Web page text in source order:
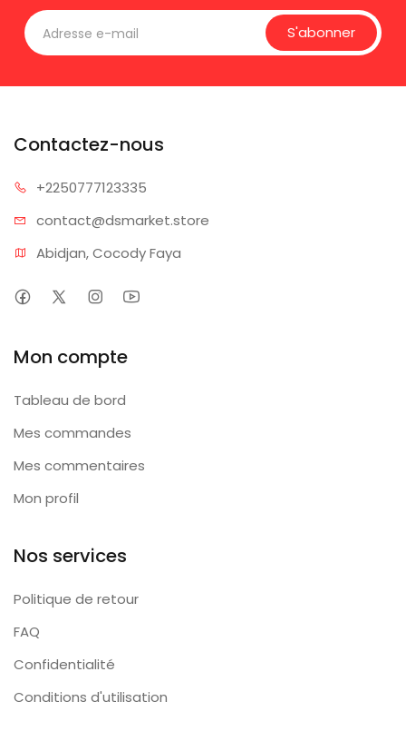
S'abonner
Contactez-nous
+2250777123335
contact@dsmarket.store
Abidjan, Cocody Faya
Mon compte
Tableau de bord
Mes commandes
Mes commentaires
Mon profil
Nos services
Politique de retour
FAQ
Confidentialité
Conditions d'utilisation